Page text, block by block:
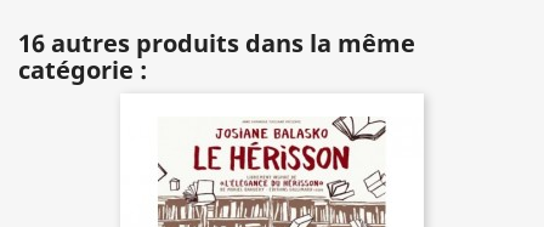
16 autres produits dans la même
catégorie :